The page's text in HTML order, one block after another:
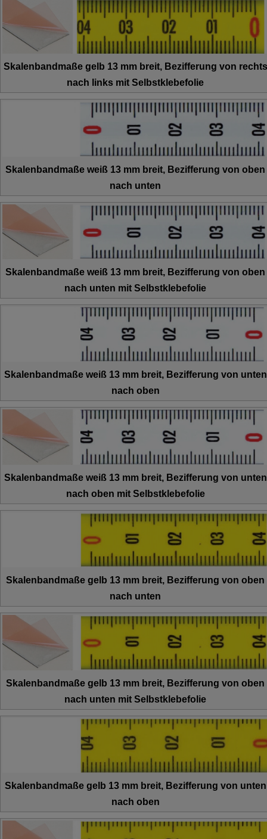
Skalenbandmaße gelb 13 mm breit, Bezifferung von rechts
nach links mit Selbstklebefolie
Skalenbandmaße weiß 13 mm breit, Bezifferung von oben
nach unten
Skalenbandmaße weiß 13 mm breit, Bezifferung von oben
nach unten mit Selbstklebefolie
Skalenbandmaße weiß 13 mm breit, Bezifferung von unten
nach oben
Skalenbandmaße weiß 13 mm breit, Bezifferung von unten
nach oben mit Selbstklebefolie
Skalenbandmaße gelb 13 mm breit, Bezifferung von oben
nach unten
Skalenbandmaße gelb 13 mm breit, Bezifferung von oben
nach unten mit Selbstklebefolie
Skalenbandmaße gelb 13 mm breit, Bezifferung von unten
nach oben